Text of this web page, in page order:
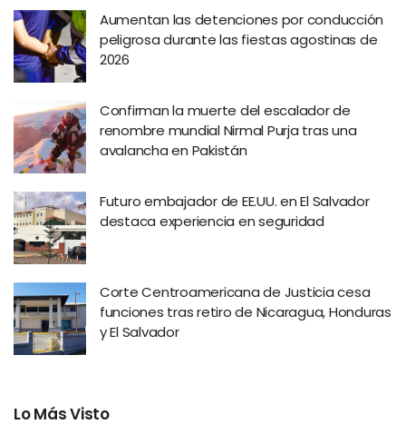
Aumentan las detenciones por conducción
peligrosa durante las fiestas agostinas de
2026
Confirman la muerte del escalador de
renombre mundial Nirmal Purja tras una
avalancha en Pakistán
Futuro embajador de EE.UU. en El Salvador
destaca experiencia en seguridad
Corte Centroamericana de Justicia cesa
funciones tras retiro de Nicaragua, Honduras
y El Salvador
Lo Más Visto